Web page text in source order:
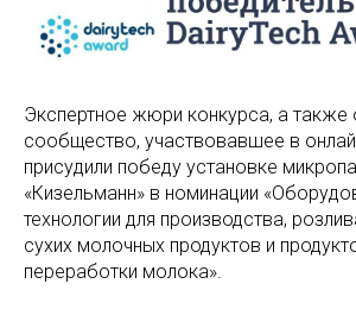
Экспертное жюри конкурса, а также
сообщество, участвовавшее в
присудили победу установке
«Кизельманн» в номинации
технологии для производства,
сухих молочных продуктов и
переработки молока».